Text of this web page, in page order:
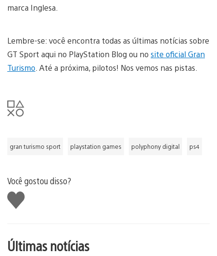
marca Inglesa.
Lembre-se: você encontra todas as últimas notícias sobre
GT Sport aqui no PlayStation Blog ou no site oficial Gran
Turismo . Até a próxima, pilotos! Nos vemos nas pistas.
gran turismo sport playstation games polyphony digital ps4
Você gostou disso?
Curtir
Últimas notícias